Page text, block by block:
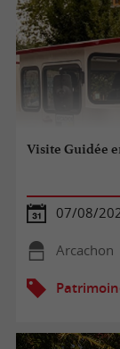
Visite Guidée
07/08/
Arcachon